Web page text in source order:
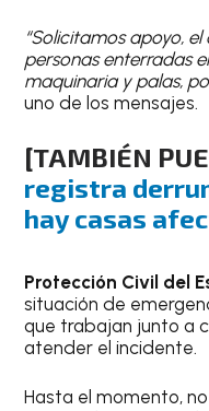
“Solicitamos apoyo,
personas enterradas
maquinaria y palas,
uno de los mensajes.
[TAMBIÉN
registra
hay casas
Protección Civil del
situación de
que trabajan junto a
atender el incidente.
Hasta el momento,